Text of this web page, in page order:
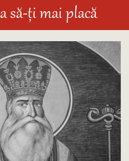
să-ți mai placă